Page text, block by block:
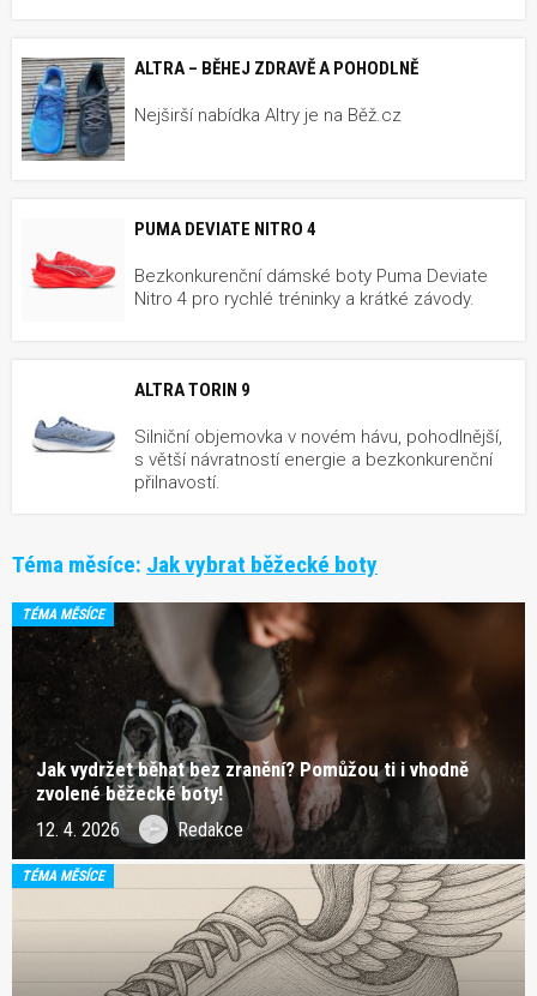
ALTRA – BĚHEJ ZDRAVĚ A POHODLNĚ
Nejširší nabídka Altry je na Běž.cz
PUMA DEVIATE NITRO 4
Bezkonkurenční dámské boty Puma Deviate
Nitro 4 pro rychlé tréninky a krátké závody.
ALTRA TORIN 9
Silniční objemovka v novém hávu, pohodlnější,
s větší návratností energie a bezkonkurenční
přilnavostí.
Téma měsíce: Jak vybrat běžecké boty
TÉMA MĚSÍCE
Jak vydržet běhat bez zranění? Pomůžou ti i vhodně
zvolené běžecké boty!
12. 4. 2026 Redakce
TÉMA MĚSÍCE